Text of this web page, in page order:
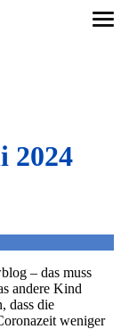
2024
– das muss
andere Kind
dass die
weniger